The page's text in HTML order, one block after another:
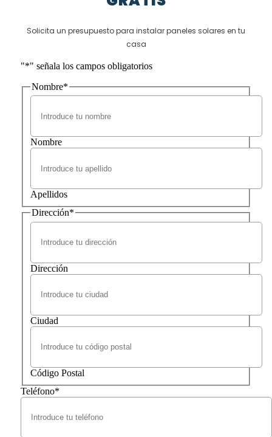
Solicita un presupuesto para instalar paneles solares en tu
casa
"*" señala los campos obligatorios
Nombre*
Nombre
Apellidos
Dirección*
Dirección
Ciudad
Código Postal
Teléfono*